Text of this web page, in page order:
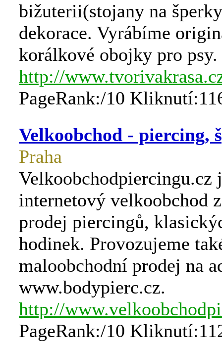
bižuterii(stojany na
dekorace. Vyrábíme
korálkové obojky pro psy.
http://
PageRank:/10
Velkoobchod - piercing,
Praha
Velkoobchodpiercingu.cz
internetový velkoobchod
prodej piercingů,
hodinek. Provozujeme
maloobchodní prodej na
www.bodypierc.cz.
http://
PageRank:/10